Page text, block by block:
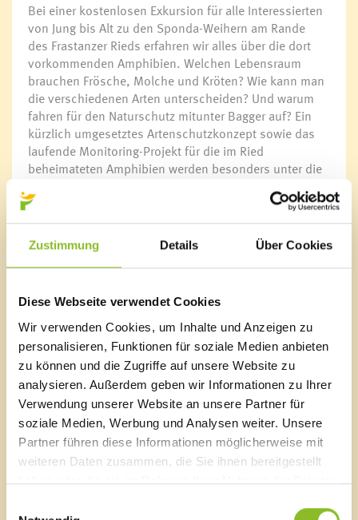
Zustimmung Details Über Cookies
Diese Webseite verwendet Cookies
Wir verwenden Cookies, um Inhalte und Anzeigen zu
personalisieren, Funktionen für soziale Medien anbieten
zu können und die Zugriffe auf unsere Website zu
analysieren. Außerdem geben wir Informationen zu Ihrer
Verwendung unserer Website an unsere Partner für
soziale Medien, Werbung und Analysen weiter. Unsere
Partner führen diese Informationen möglicherweise mit
weiteren Daten zusammen, die Sie ihnen bereitgestellt
haben oder die sie im Rahmen Ihrer Nutzung der Dienste
Bei einer kostenlosen Exkursion für alle Interessierten
von Jung bis Alt zu den Sponda-Weihern am Rande
des Frastanzer Rieds erfahren wir alles über die dort
vorkommenden Amphibien. Welchen Lebensraum
brauchen Frösche, Molche und Kröten? Wie kann man
die verschiedenen Arten unterscheiden? Und warum
fahren für den Naturschutz mitunter Bagger auf? Ein
kürzlich umgesetztes Artenschutzkonzept sowie das
laufende Monitoring-Projekt für die im Ried
beheimateten Amphibien werden besonders unter die
Anmeldung:
Daniel Leissing
Mobil 0676 833 06 4716
daniel.leissing@naturvielfalt.at
Mitzubringen: festes Schuhwerk, Wetterschutz,
Getränk (bei Bedarf)
Der Vielfaltertag findet bei jedem Wetter statt! Für das
leibliche Wohl ist gesorgt.
Marktgemeinde Frastanz